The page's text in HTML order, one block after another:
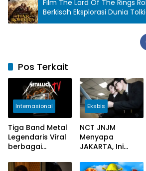
Film The Lord Of The Rings
Berkisah Eksplorasi Dunia
Pos Terkait
Internasional
Tiga Band Metal
Legendaris Viral
berbagai
Eksbis
NCT JNJM
Menyapa
JAKARTA, Ini
Fanmeeting